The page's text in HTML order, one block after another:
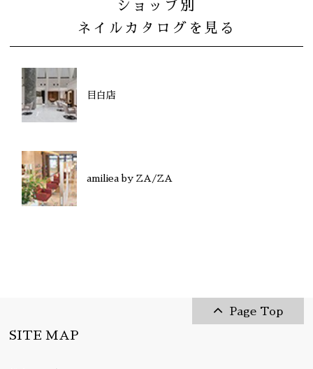
ショップ別
ネイルカタログを見る
目白店
amiliea by ZA/ZA
Page Top
SITE MAP